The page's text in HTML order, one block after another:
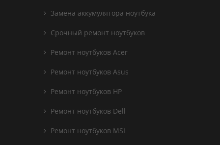
Замена аккумулятора ноутбука
Срочный ремонт ноутбуков
Ремонт ноутбуков Acer
Ремонт ноутбуков Asus
Ремонт ноутбуков HP
Ремонт ноутбуков Dell
Ремонт ноутбуков MSI